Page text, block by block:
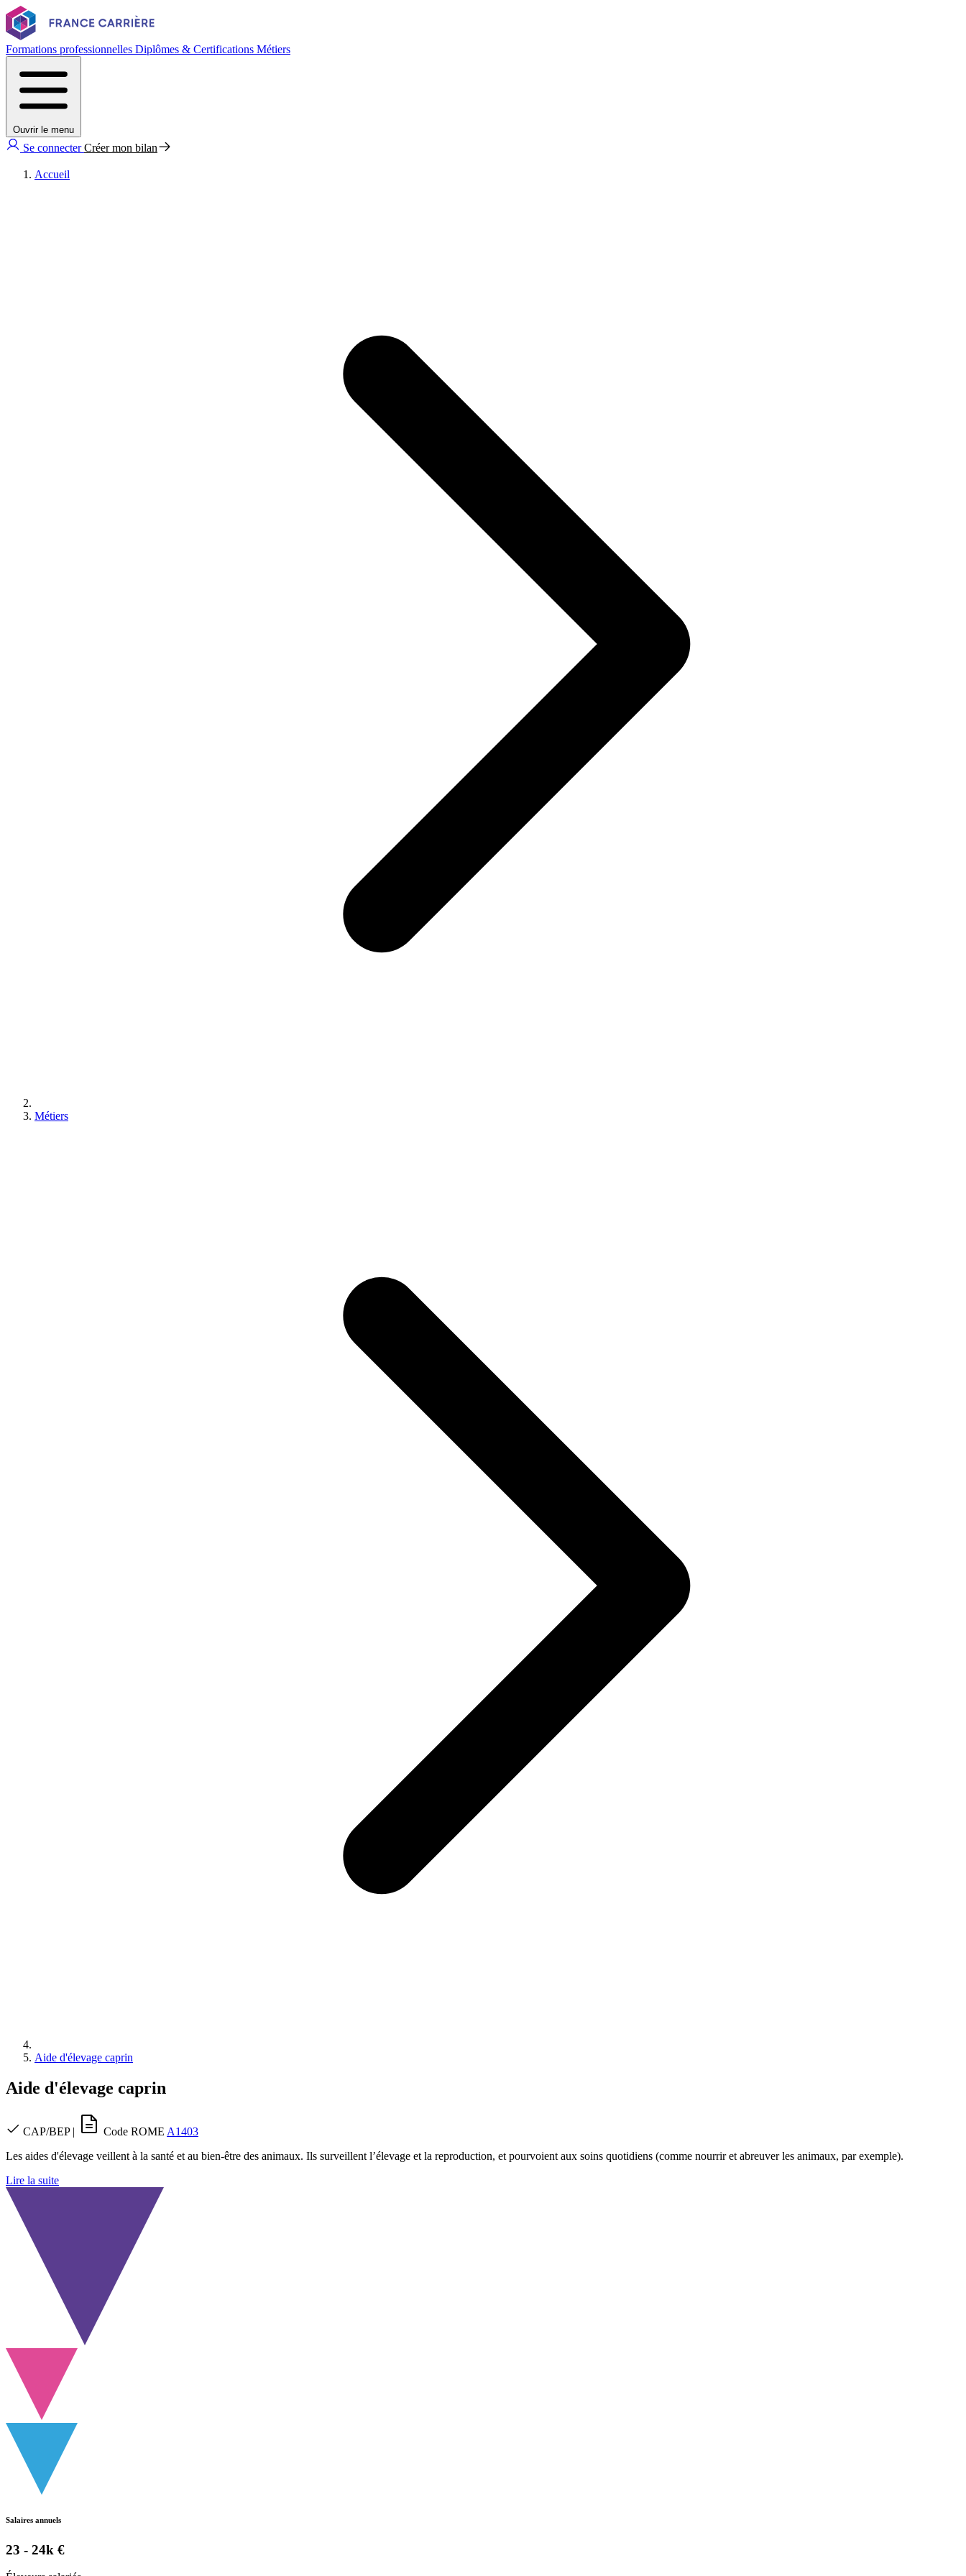
Formations professionnelles Diplômes & Certifications Métiers
Ouvrir le menu
Se connecterCréer mon bilan
Accueil
Métiers
Aide d'élevage caprin
Aide d'élevage caprin
CAP/BEP | Code ROME A1403
Les aides d'élevage veillent à la santé et au bien-être des animaux. Ils surveillent l’élevage et la reproduction, et pourvoient aux soins quotidiens (comme nourrir et abreuver les animaux, par exemple).
Lire la suite
Salaires annuels
23 - 24k €